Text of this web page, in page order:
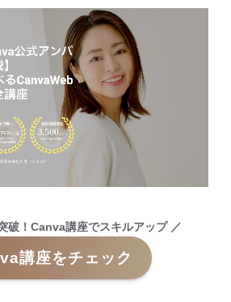
破！Canva講座でスキルアップ ／
講座をチェック